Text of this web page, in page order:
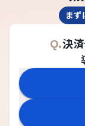
まず
Q.決